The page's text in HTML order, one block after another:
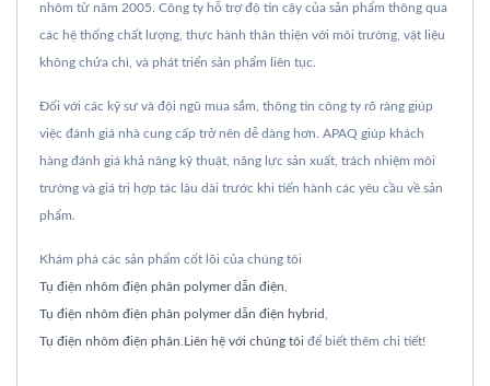
nhôm từ năm 2005. Công ty hỗ trợ độ tin cậy của sản phẩm thông qua
các hệ thống chất lượng, thực hành thân thiện với môi trường, vật liệu
không chứa chì, và phát triển sản phẩm liên tục.
Đối với các kỹ sư và đội ngũ mua sắm, thông tin công ty rõ ràng giúp
việc đánh giá nhà cung cấp trở nên dễ dàng hơn. APAQ giúp khách
hàng đánh giá khả năng kỹ thuật, năng lực sản xuất, trách nhiệm môi
trường và giá trị hợp tác lâu dài trước khi tiến hành các yêu cầu về sản
phẩm.
Khám phá các sản phẩm cốt lõi của chúng tôi
Tụ điện nhôm điện phân polymer dẫn điện
Tụ điện nhôm điện phân polymer dẫn điện hybrid
Tụ điện nhôm điện phân Liên hệ với chúng tôi để biết thêm chi tiết!